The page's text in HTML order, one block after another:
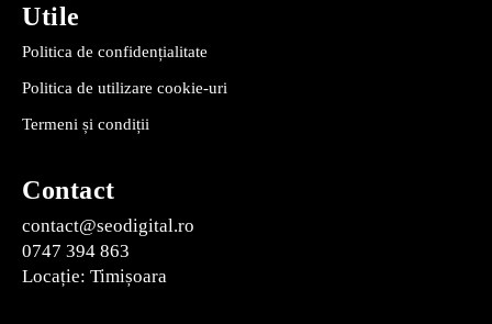
Utile
Politica de confidențialitate
Politica de utilizare cookie-uri
Termeni și condiții
Contact
contact@seodigital.ro
0747 394 863
Locație: Timișoara